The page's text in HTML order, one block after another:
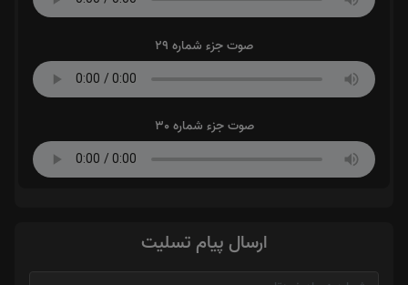
صوت جزء شماره 29
صوت جزء شماره 30
ارسال پیام تسلیت